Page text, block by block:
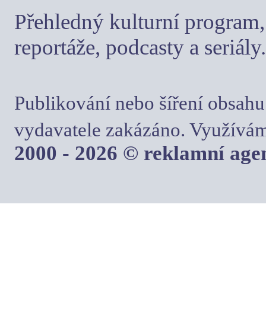
Přehledný kulturní
reportáže, podcasty a seriály.
Publikování nebo šíření
vydavatele zakázáno.
2000 - 2026 © reklamní